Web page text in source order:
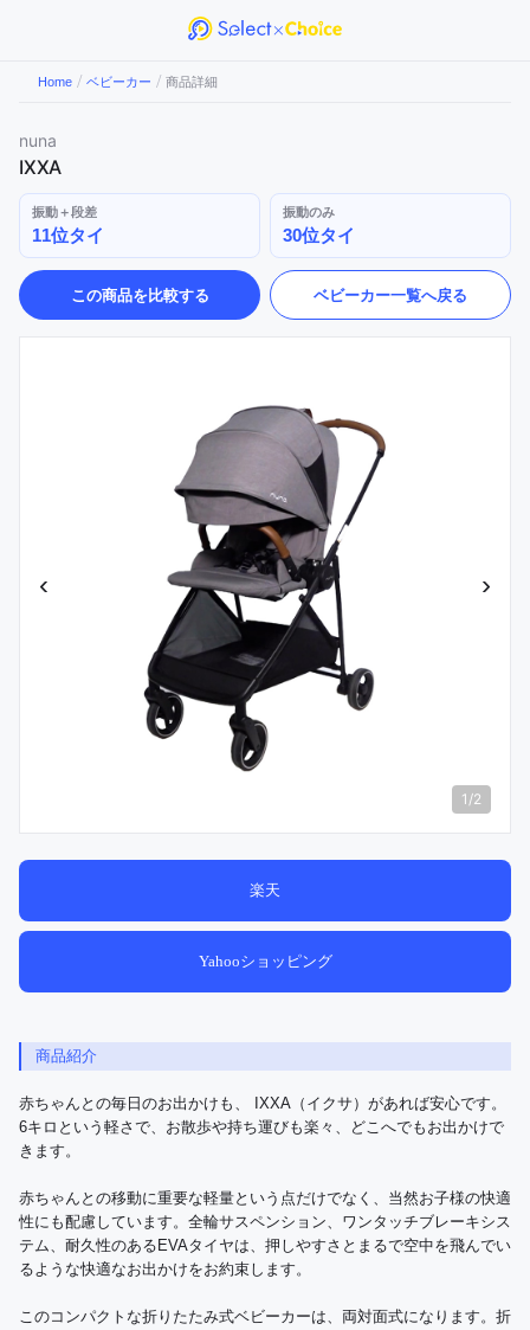
Home / ベビーカー / 商品詳細
nuna
IXXA
振動＋段差
11位タイ
振動のみ
30位タイ
この商品を比較する ベビーカー一覧へ戻る
‹ ›
1 /2
楽天
Yahooショッピング
商品紹介
赤ちゃんとの毎日のお出かけも、 IXXA（イクサ）があれば安心です。
6キロという軽さで、お散歩や持ち運びも楽々、どこへでもお出かけで
きます。
赤ちゃんとの移動に重要な軽量という点だけでなく、当然お子様の快適
性にも配慮しています。全輪サスペンション、ワンタッチブレーキシス
テム、耐久性のあるEVAタイヤは、押しやすさとまるで空中を飛んでい
るような快適なお出かけをお約束します。
このコンパクトな折りたたみ式ベビーカーは、両対面式になります。折